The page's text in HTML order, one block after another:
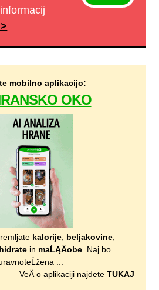
informacij
mobilno aplikacijo:
OKO
kalorije, beljakovine,
in maĹĄÄobe. Naj bo
...
VeÄ o aplikaciji najdete TUKAJ